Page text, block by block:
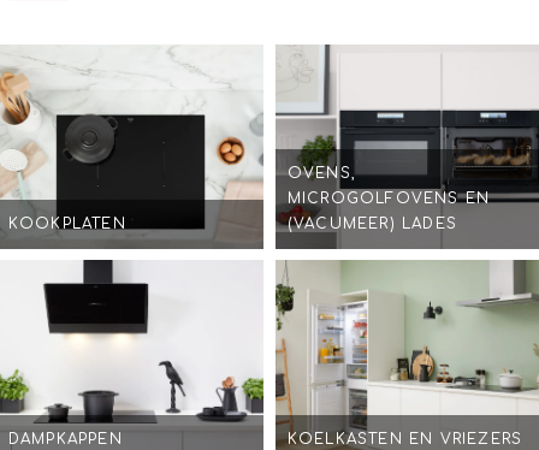
KOOKPLATEN
OVENS,
MICROGOLFOVENS EN
(VACUMEER) LADES
DAMPKAPPEN KOELKASTEN EN VRIEZERS